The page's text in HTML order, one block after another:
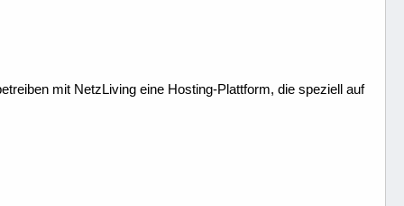
mit NetzLiving eine Hosting-Plattform, die speziell auf